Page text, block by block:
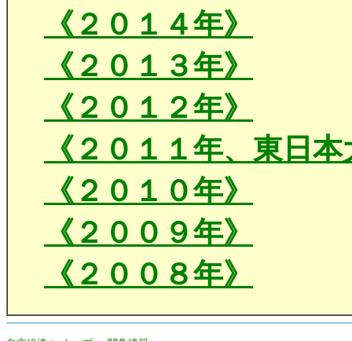
《２０１４年》
《２０１３年》
《２０１２年》
《２０１１年、東日
《２０１０年》
《２００９年》
《２００８年》